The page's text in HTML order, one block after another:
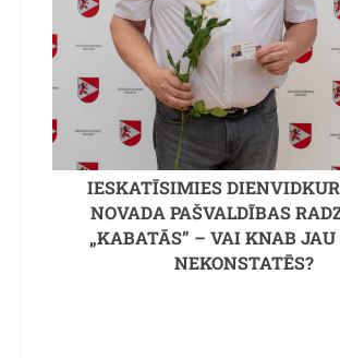
IESKATĪSIMIES
NOVADA PAŠVALDĪBAS
„KABATĀS” – VAI KNAB
NEKONSTATĒS?